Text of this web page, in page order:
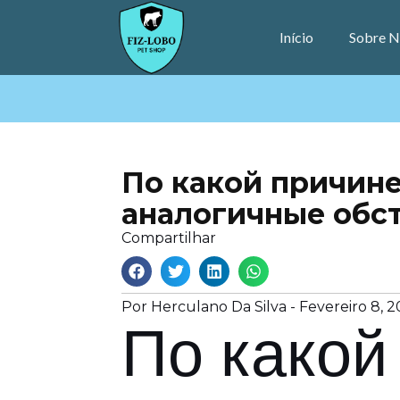
conteúdo
Início Sobre
По какой
аналогичные
Compartilhar
Por Herculano Da Silva - Fevereiro 8,
По